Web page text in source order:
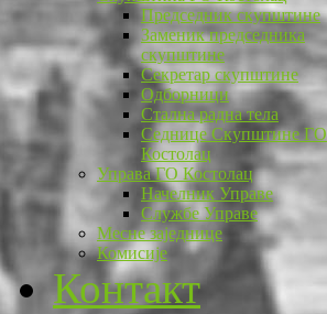
Председник скупштине
Заменик председника
скупштине
Секретар скупштине
Одборници
Стална радна тела
Седнице Скупштине ГО
Костолац
Управа ГО Костолац
Начелник Управе
Службе Управе
Месне заједнице
Комисије
Контакт